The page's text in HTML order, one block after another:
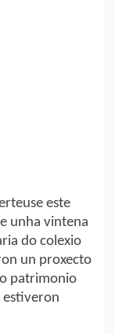
este
unha vintena
do colexio
un proxecto
patrimonio
estiveron